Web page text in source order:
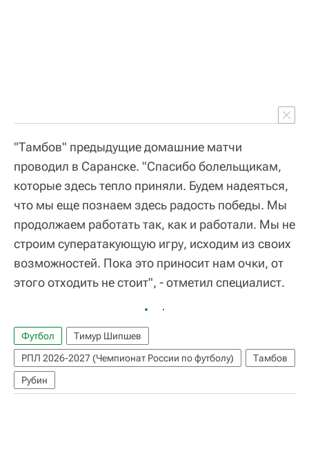
"Тамбов" предыдущие домашние матчи
проводил в Саранске. "Спасибо болельщикам,
которые здесь тепло приняли. Будем надеяться,
что мы еще познаем здесь радость победы. Мы
продолжаем работать так, как и работали. Мы не
строим суператакующую игру, исходим из своих
возможностей. Пока это приносит нам очки, от
этого отходить не стоит", - отметил специалист.
Футбол
Тимур Шипшев
РПЛ 2026-2027 (Чемпионат России по футболу)
Тамбов
Рубин